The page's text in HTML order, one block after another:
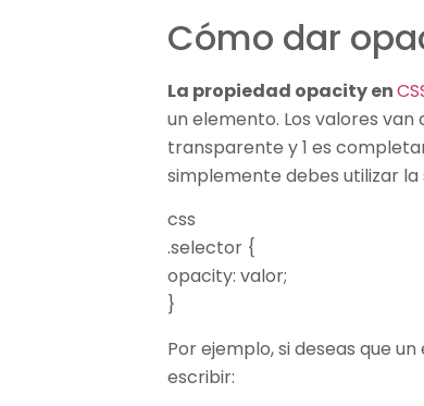
Cómo dar
La propiedad opacity en
un elemento. Los valores
transparente y 1 es
simplemente debes utilizar la
css
.selector {
opacity: valor;
}
Por ejemplo, si deseas que
escribir: